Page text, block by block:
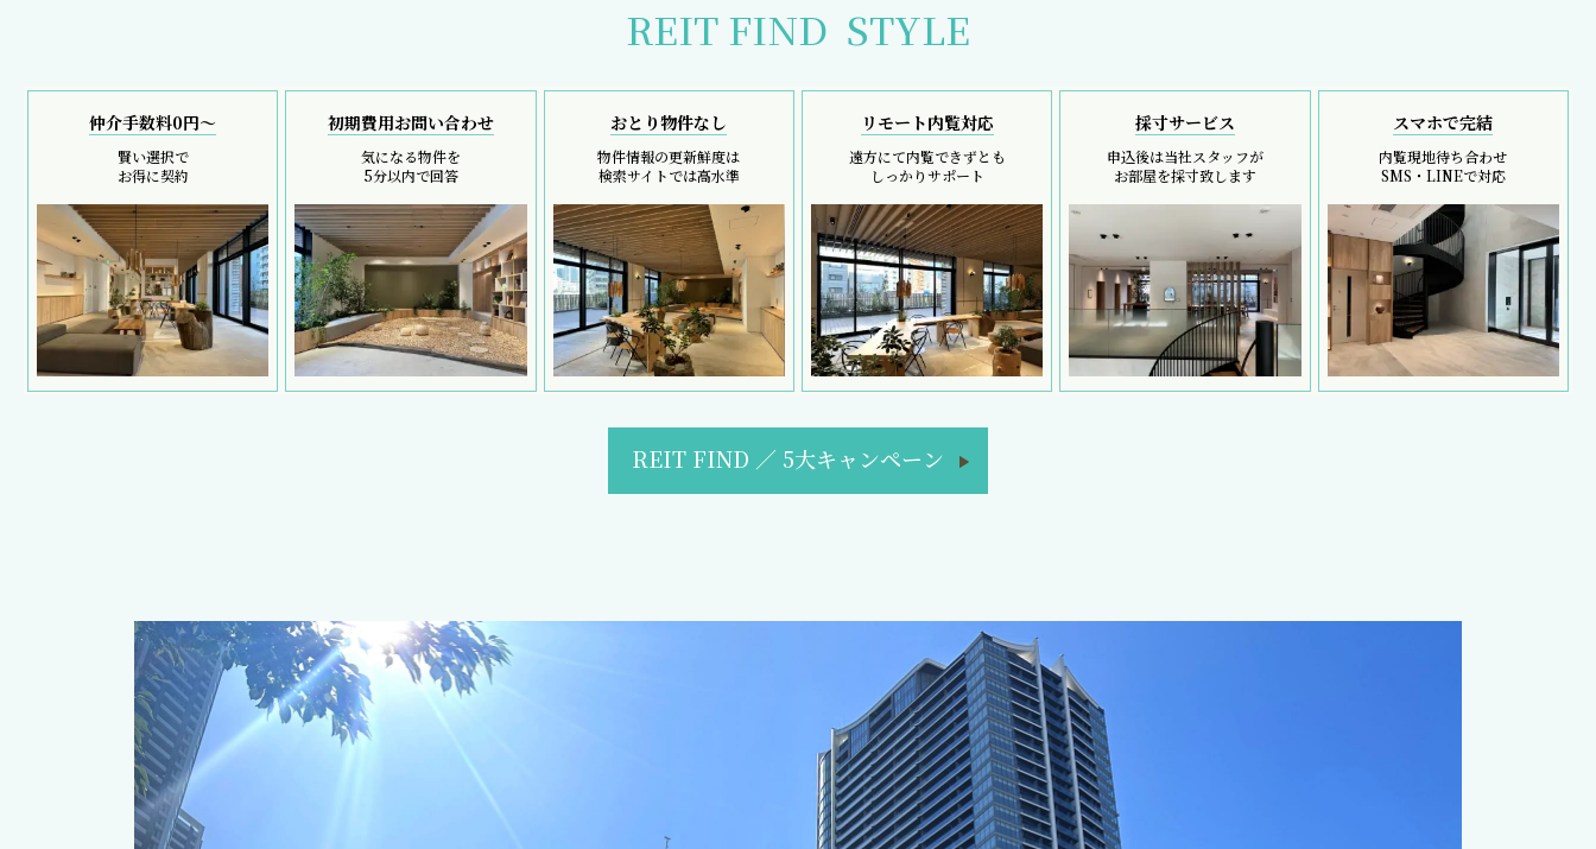
REIT FIND STYLE
仲介手数料0円～
賢い選択で
お得に契約
初期費用お問い合わせ
気になる物件を
5分以内で回答
おとり物件なし
物件情報の更新鮮度は
検索サイトでは高水準
リモート内覧対応
遠方にて内覧できずとも
しっかりサポート
採寸サービス
申込後は当社スタッフが
お部屋を採寸致します
スマホで完結
内覧現地待ち合わせ
SMS・LINEで対応
REIT FIND ／ 5大キャンペーン